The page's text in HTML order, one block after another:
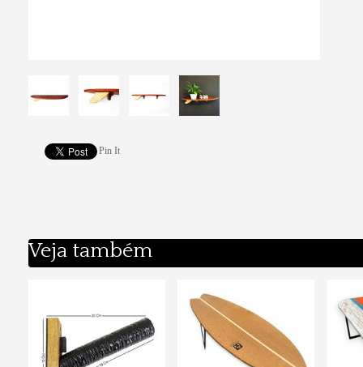
Pin It
Veja também